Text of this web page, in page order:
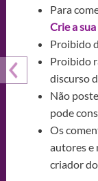
Para
Crie a
Proibido
Proibido
discurso
Não
pode
Os
autores e
criador